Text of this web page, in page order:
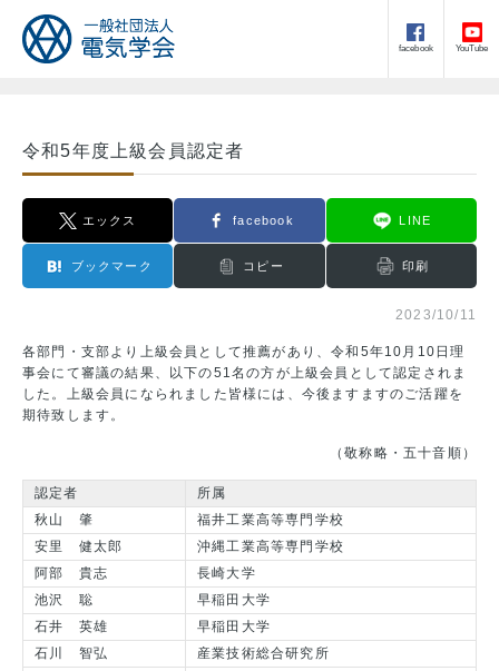
facebook YouTube
令和5年度上級会員認定者
エックス facebook LINE
ブックマーク コピー 印刷
2023/10/11
各部門・支部より上級会員として推薦があり、令和5年10月10日理
事会にて審議の結果、以下の51名の方が上級会員として認定されま
した。上級会員になられました皆様には、今後ますますのご活躍を
期待致します。
（敬称略・五十音順）
認定者
所属
秋山 肇
福井工業高等専門学校
安里 健太郎
沖縄工業高等専門学校
阿部 貴志
長崎大学
池沢 聡
早稲田大学
石井 英雄
早稲田大学
石川 智弘
産業技術総合研究所